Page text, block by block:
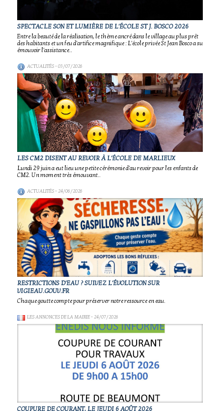
SPECTACLE SON ET LUMIÈRE DE L'ÉCOLE ST J. BOSCO 2026
Entre la beauté de la réalisation, le thème ancré dans le village au plus prêt
des habitants et un feu d'artifice magnifique : L'école privée St Jean Bosco a su
émouvoir l'assistance..
ACTUALITÉS- 03/07/2026
LES CM2 DISENT AU REVOIR À L'ÉCOLE DE MARLIEUX
Lundi 29 juin a eut lieu une petite cérémonie d'au revoir pour les enfants de
CM2. Un moment très émouvant..
ACTUALITÉS- 24/06/2026
RESTRICTIONS D'EAU ? SUIVEZ L'ÉVOLUTION SUR
VIGIEAU.GOUV.FR
Chaque goutte compte pour préserver notre ressource en eau.
LES ANNONCES DE LA MAIRIE- 24/07/2026
COUPURE DE COURANT, LE JEUDI 6 AOÛT 2026